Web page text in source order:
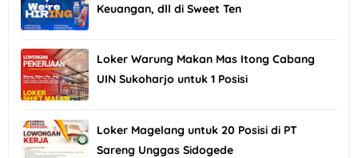
Keuangan, dll di Sweet Ten
Loker Warung Makan Mas Itong Cabang
UIN Sukoharjo untuk 1 Posisi
Loker Magelang untuk 20 Posisi di PT
Sareng Unggas Sidogede